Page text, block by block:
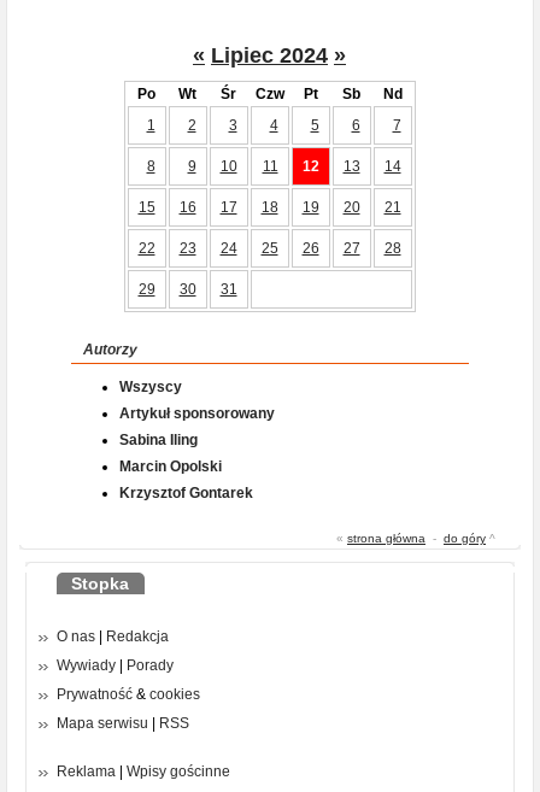
« Lipiec 2024 »
Po Wt Śr Czw Pt Sb
Nd
1
2 3 4 5 6 7
8 9 10 11 12 13 14
15 16 17 18 19 20 21
22 23 24 25 26 27 28
29 30 31
Autorzy
Wszyscy
Artykuł sponsorowany
Sabina Iling
Marcin Opolski
Krzysztof Gontarek
« strona główna - do góry ^
Stopka
O nas
Redakcja
Wywiady
Porady
Prywatność & cookies
Mapa serwisu
RSS
Reklama Wpisy gościnne